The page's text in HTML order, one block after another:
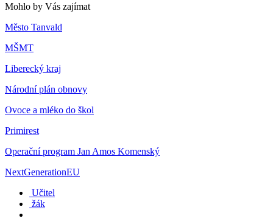
Mohlo by Vás zajímat
Město Tanvald
MŠMT
Liberecký kraj
Národní plán obnovy
Ovoce a mléko do škol
Primirest
Operační program Jan Amos Komenský
NextGenerationEU
Učitel
žák